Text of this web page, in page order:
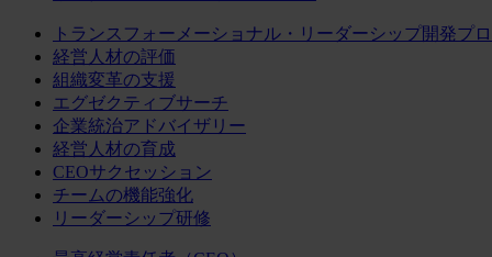
トランスフォーメーショナル・リーダーシップ開発プ
経営人材の評価
組織変革の支援
エグゼクティブサーチ
企業統治アドバイザリー
経営人材の育成
CEOサクセッション
チームの機能強化
リーダーシップ研修